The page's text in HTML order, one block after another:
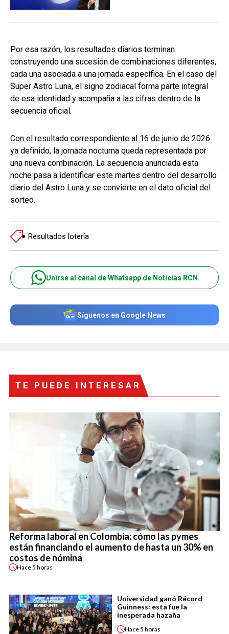
Por esa razón, los resultados diarios terminan
construyendo una sucesión de combinaciones diferentes,
cada una asociada a una jornada específica. En el caso del
Super Astro Luna, el signo zodiacal forma parte integral
de esa identidad y acompaña a las cifras dentro de la
secuencia oficial.
Con el resultado correspondiente al 16 de junio de 2026
ya definido, la jornada nocturna queda representada por
una nueva combinación. La secuencia anunciada esta
noche pasa a identificar este martes dentro del desarrollo
diario del Astro Luna y se convierte en el dato oficial del
sorteo.
Resultados lotería
Unirse al canal de Whatsapp de Noticias RCN
Síguenos en Google News
TE PUEDE INTERESAR
Reforma laboral en Colombia: cómo las pymes
están financiando el aumento de hasta un 30% en
costos de nómina
Hace5 horas
Universidad ganó Récord
Guinness: esta fue la
inesperada hazaña
Hace5 horas